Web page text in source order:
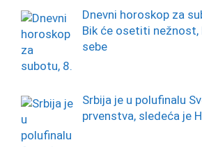
Dnevni horoskop za
Bik će osetiti nežnost,
sebe
Srbija je u polufinalu
prvenstva, sledeća je